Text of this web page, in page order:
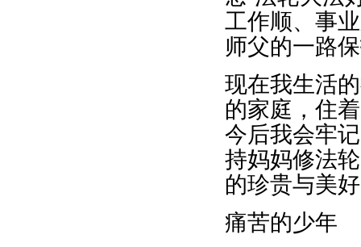
工作顺、事
师父的一路
现在我生活
的家庭，住
今后我会牢
持妈妈修法
的珍贵与美
痛苦的少年